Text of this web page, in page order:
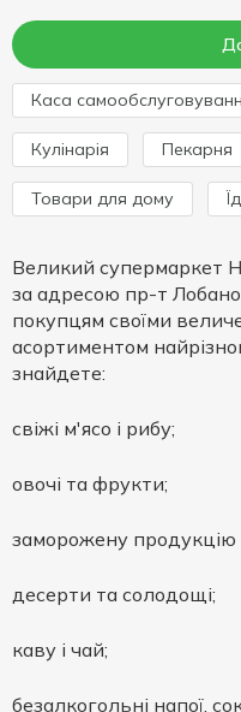
Каса
Кулінарія Пекарня
Товари для дому
Великий супермаркет
за адресою пр-т
покупцям своїми
асортиментом
знайдете:
свіжі м'ясо і рибу;
овочі та фрукти;
заморожену продукцію
десерти та солодощі;
каву і чай;
безалкогольні напої,